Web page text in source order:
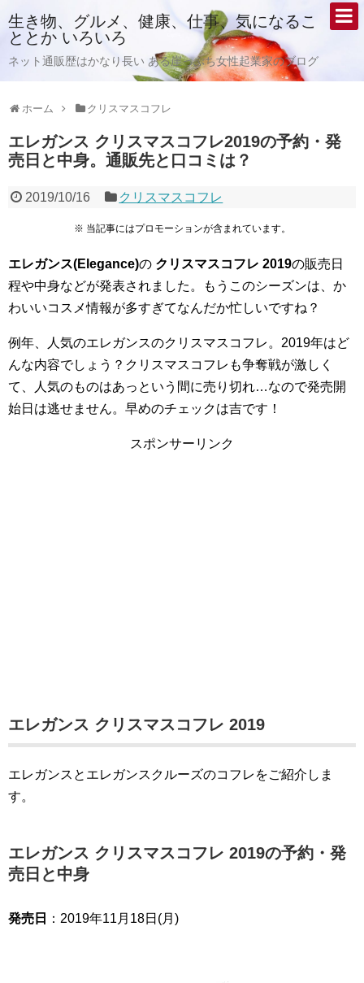
生き物、グルメ、健康、仕事、気になるこ
ととか いろいろ
ネット通販歴はかなり長い ある崖っぷち女性起業家のブログ
ホーム クリスマスコフレ
エレガンス クリスマスコフレ2019の予約・発
売日と中身。通販先と口コミは？
2019/10/16 クリスマスコフレ
※ 当記事にはプロモーションが含まれています。
エレガンス(Elegance)の クリスマスコフレ 2019の販売日
程や中身などが発表されました。もうこのシーズンは、か
わいいコスメ情報が多すぎてなんだか忙しいですね？
例年、人気のエレガンスのクリスマスコフレ。2019年はど
んな内容でしょう？クリスマスコフレも争奪戦が激しく
て、人気のものはあっという間に売り切れ…なので発売開
始日は逃せません。早めのチェックは吉です！
スポンサーリンク
エレガンス クリスマスコフレ 2019
エレガンスとエレガンスクルーズのコフレをご紹介しま
す。
エレガンス クリスマスコフレ 2019の予約・発
売日と中身
発売日 ：2019年11月18日(月)